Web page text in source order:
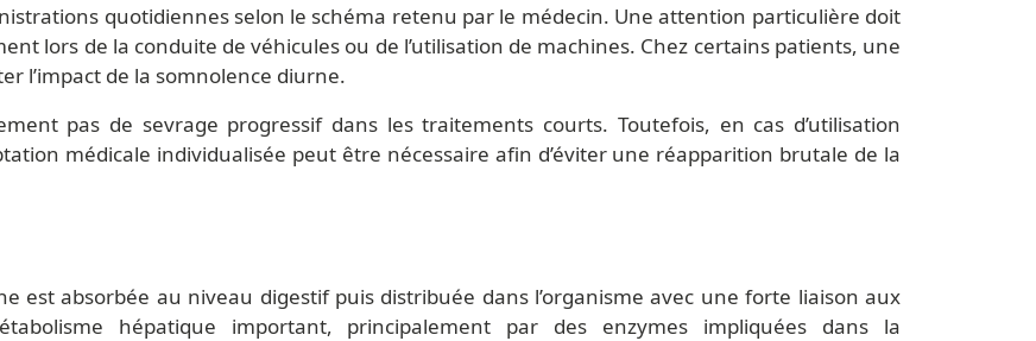
quotidiennes selon le schéma retenu par le médecin. Une attention particulière doit
lors de la conduite de véhicules ou de l’utilisation de machines. Chez certains patients, une
l’impact de la somnolence diurne.
pas de sevrage progressif dans les traitements courts. Toutefois, en cas d’utilisation
médicale individualisée peut être nécessaire afin d’éviter une réapparition brutale de la
est absorbée au niveau digestif puis distribuée dans l’organisme avec une forte liaison aux
hépatique important, principalement par des enzymes impliquées dans la